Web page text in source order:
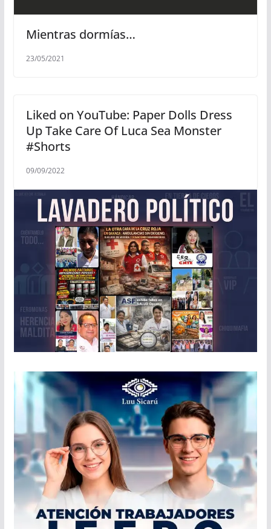
Mientras dormías…
23/05/2021
Liked on YouTube: Paper Dolls Dress
Up Take Care Of Luca Sea Monster
#Shorts
09/09/2022